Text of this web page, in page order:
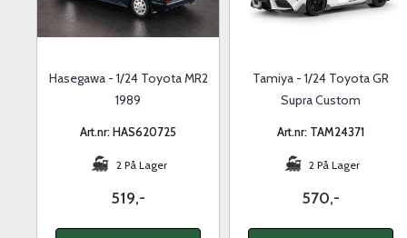
Hasegawa - 1/24 Toyota MR2
1989
Art.nr: HAS620725
2 På Lager
519,-
Tamiya - 1/24 Toyota GR
Supra Custom
Art.nr: TAM24371
2 På Lager
570,-